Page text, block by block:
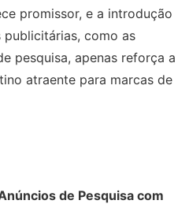
promissor, e a introdução
como as
pesquisa, apenas reforça a
atraente para marcas de
de Pesquisa com